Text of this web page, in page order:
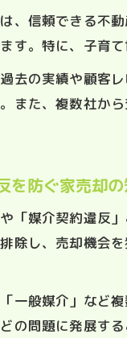
、信頼できる不
す。特に、子育
去の実績や顧客
また、複数社か
を防ぐ家売却
「媒介契約違反
除し、売却機会
一般媒介」など
の問題に発展す